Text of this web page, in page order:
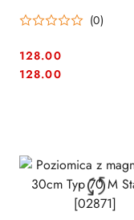
(0)
Cena:
128.00
Cena:
128.00